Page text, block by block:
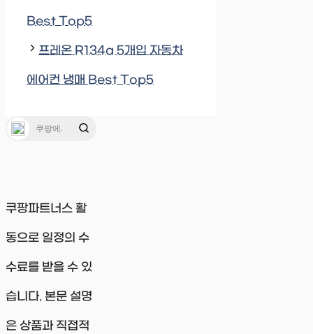
Best Top5
프레온 R134a 5개입 자동차
에어컨 냉매 Best Top5
쿠팡파트너스 활
동으로 일정의 수
수료를 받을 수 있
습니다. 본문 설명
은 상품과 직접적